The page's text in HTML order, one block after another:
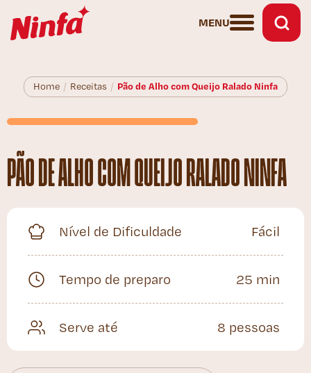
MENU
Home / Receitas / Pão de Alho com Queijo Ralado Ninfa
PÃO DE ALHO COM QUEIJO RALADO NINFA
Nível de Dificuldade Fácil
Tempo de preparo 25 min
Serve até 8 pessoas